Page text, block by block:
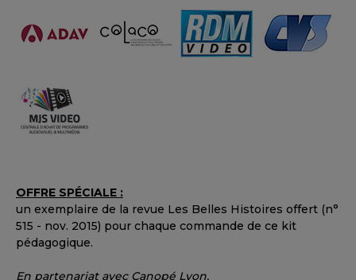
OFFRE SPÉCIALE :
un exemplaire de la revue Les Belles Histoires offert (n°
515 - nov. 2015) pour chaque commande de ce kit
pédagogique.
En partenariat avec Canopé Lyon.